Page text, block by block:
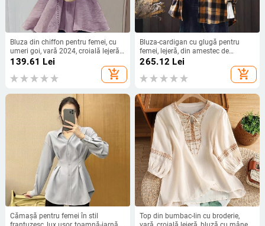
Bluza din chiffon pentru femei, cu
umeri goi, vară 2024, croială lejeră,
mărime plus, stil urban, versatilă
139.61 Lei
add_shopping_cart
Bluza-cardigan cu glugă pentru
femei, lejeră, din amestec de
bumbac, conținut de 95%+ bumbac,
model în dungi, mâneci lungi, stil
casual, toamnă 2024
265.12 Lei
add_shopping_cart
Cămașă pentru femei în stil
Top din bumbac-lin cu broderie,